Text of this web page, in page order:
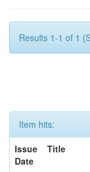
Results 1-1 of 1
Item hits:
Issue
Date
Title